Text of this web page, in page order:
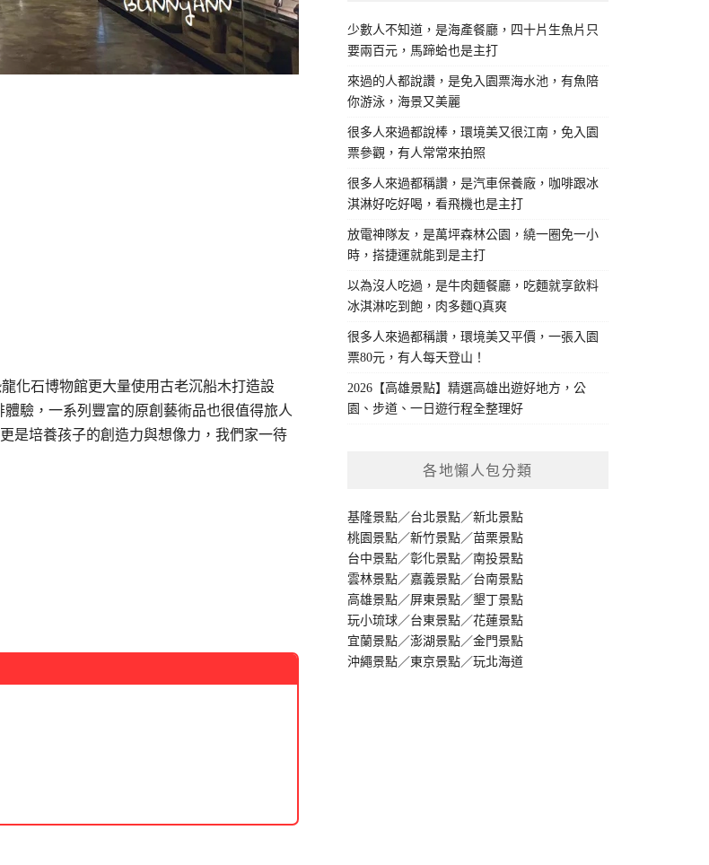
化石博物館更大量使用古老沉船木打造設
驗，一系列豐富的原創藝術品也很值得旅人
是培養孩子的創造力與想像力，我們家一待
少數人不知道，是海產餐廳，四十片生魚片只
要兩百元，馬蹄蛤也是主打
來過的人都說讚，是免入園票海水池，有魚陪
你游泳，海景又美麗
很多人來過都說棒，環境美又很江南，免入園
票參觀，有人常常來拍照
很多人來過都稱讚，是汽車保養廠，咖啡跟冰
淇淋好吃好喝，看飛機也是主打
放電神隊友，是萬坪森林公園，繞一圈免一小
時，搭捷運就能到是主打
以為沒人吃過，是牛肉麵餐廳，吃麵就享飲料
冰淇淋吃到飽，肉多麵Q真爽
很多人來過都稱讚，環境美又平價，一張入園
票80元，有人每天登山！
2026【高雄景點】精選高雄出遊好地方，公
園、步道、一日遊行程全整理好
各地懶人包分類
基隆景點／台北景點／新北景點
桃園景點／新竹景點／苗栗景點
台中景點／彰化景點／南投景點
雲林景點／嘉義景點／台南景點
高雄景點／屏東景點／墾丁景點
玩小琉球／台東景點／花蓮景點
宜蘭景點／澎湖景點／金門景點
沖繩景點／東京景點／玩北海道